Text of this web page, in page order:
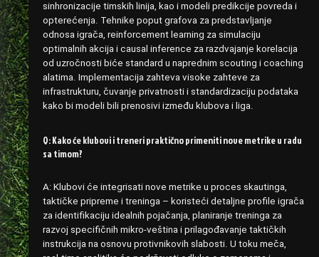
sinhronizacije timskih linija, kao i modeli predikcije povreda i
opterećenja. Tehnike poput grafova za predstavljanje
odnosa igrača, reinforcement learning za simulaciju
optimalnih akcija i causal inference za razdvajanje korelacija
od uzročnosti biće standard u naprednim scouting i coaching
alatima. Implementacija zahteva visoke zahteve za
infrastrukturu, čuvanje privatnosti i standardizaciju podataka
kako bi modeli bili prenosivi između klubova i liga.
Q: Kako će klubovi i treneri praktično primeniti nove metrike u radu
sa timom?
A: Klubovi će integrisati nove metrike u proces skautinga,
taktičke pripreme i treninga – koristeći detaljne profile igrača
za identifikaciju idealnih pojačanja, planiranje treninga za
razvoj specifičnih mikro-veština i prilagođavanje taktičkih
instrukcija na osnovu protivnikovih slabosti. U toku meča,